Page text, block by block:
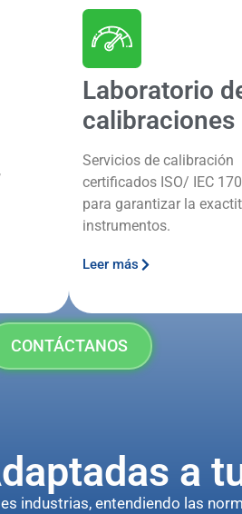
Laboratorio
calibraciones
Servicios de calibración
certificados ISO/ IEC
para garantizar la
instrumentos.
Leer más
CONTÁCTANOS
a
industrias, entendiendo las